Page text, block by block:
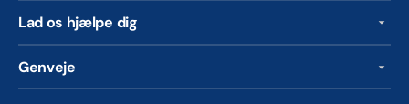
Lad os hjælpe dig
Genveje